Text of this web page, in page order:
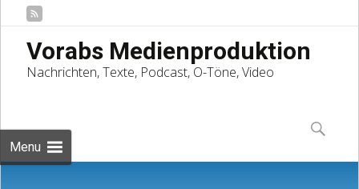
Vorabs Medienproduktion
Nachrichten, Texte, Podcast, O-Töne, Video
Menu
to
content
Suchen
nach: